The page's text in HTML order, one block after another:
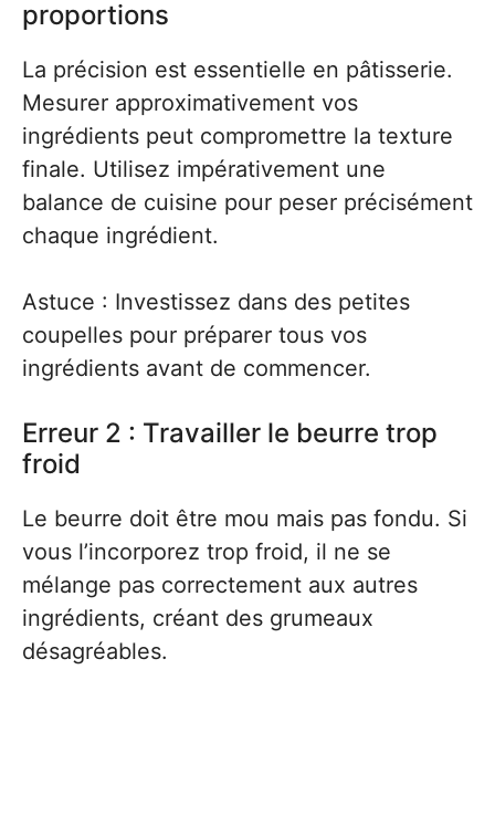
proportions
La précision est essentielle en pâtisserie.
Mesurer approximativement vos
ingrédients peut compromettre la texture
finale. Utilisez impérativement une
balance de cuisine pour peser précisément
chaque ingrédient.
Astuce : Investissez dans des petites
coupelles pour préparer tous vos
ingrédients avant de commencer.
Erreur 2 : Travailler le beurre trop
froid
Le beurre doit être mou mais pas fondu. Si
vous l’incorporez trop froid, il ne se
mélange pas correctement aux autres
ingrédients, créant des grumeaux
désagréables.